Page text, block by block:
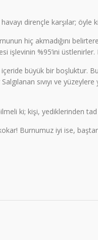
dirençle karşılar; öyle
hiç akmadığını
%95’ini üstlenirler.
büyük bir boşluktur.
sıvıyı ve
ki; kişi, yediklerinden
Burnumuz iyi ise,